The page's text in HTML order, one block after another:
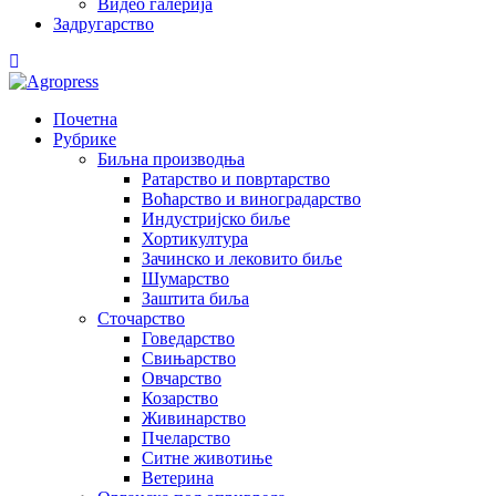
Задругарство
Почетна
Рубрике
Биљна производња
Ратарство и повртарство
Воћарство и виноградарство
Индустријско биље
Хортикултура
Зачинско и лековито биље
Шумарство
Заштита биља
Сточарство
Говедарство
Свињарство
Овчарство
Козарство
Живинарство
Пчеларство
Ситне животиње
Ветерина